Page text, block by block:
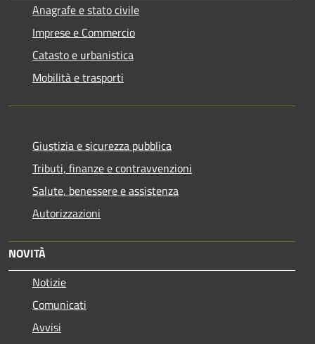
Anagrafe e stato civile
Imprese e Commercio
Catasto e urbanistica
Mobilità e trasporti
Giustizia e sicurezza pubblica
Tributi, finanze e contravvenzioni
Salute, benessere e assistenza
Autorizzazioni
NOVITÀ
Notizie
Comunicati
Avvisi